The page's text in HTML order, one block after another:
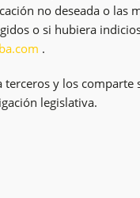
no deseada o las
o si hubiera
.
terceros y los
legislativa.